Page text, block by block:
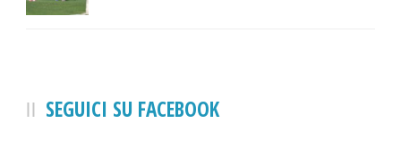
SEGUICI SU FACEBOOK